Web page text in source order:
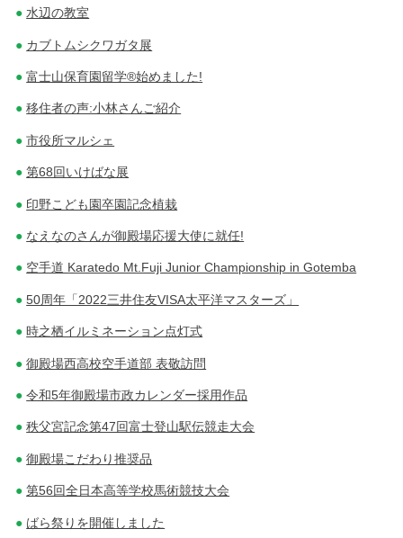
水辺の教室
カブトムシクワガタ展
富士山保育園留学®始めました!
移住者の声:小林さんご紹介
市役所マルシェ
第68回いけばな展
印野こども園卒園記念植栽
なえなのさんが御殿場応援大使に就任!
空手道 Karatedo Mt.Fuji Junior Championship in Gotemba
50周年「2022三井住友VISA太平洋マスターズ」
時之栖イルミネーション点灯式
御殿場西高校空手道部 表敬訪問
令和5年御殿場市政カレンダー採用作品
秩父宮記念第47回富士登山駅伝競走大会
御殿場こだわり推奨品
第56回全日本高等学校馬術競技大会
ばら祭りを開催しました